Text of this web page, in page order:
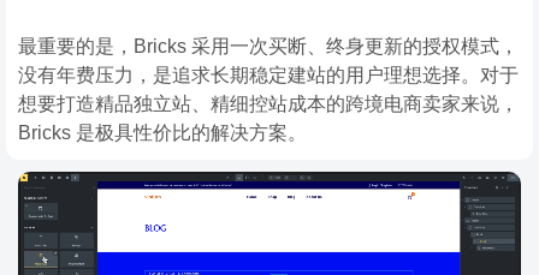
最重要的是，Bricks 采用一次买断、终身更新的授权模式，
没有年费压力，是追求长期稳定建站的用户理想选择。对于
想要打造精品独立站、精细控站成本的跨境电商卖家来说，
Bricks 是极具性价比的解决方案。